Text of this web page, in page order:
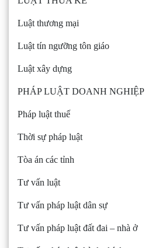
Luật thương mại
Luật tín ngưỡng tôn giáo
Luật xây dựng
PHÁP LUẬT DOANH NGHIỆP
Pháp luật thuế
Thời sự pháp luật
Tòa án các tỉnh
Tư vấn luật
Tư vấn pháp luật dân sự
Tư vấn pháp luật đất đai – nhà ở